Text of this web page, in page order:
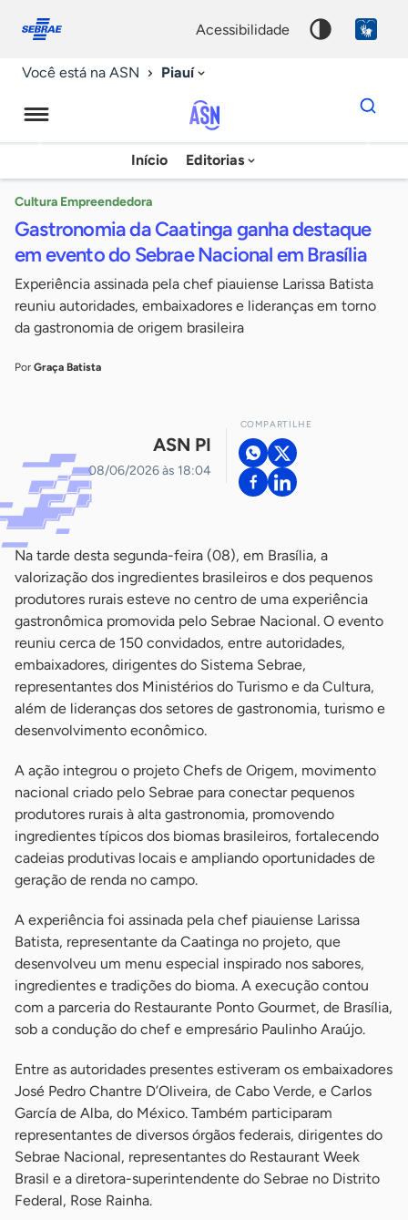
conosco
acessibilidade
Você está na ASN Piauí
Agência
Sebrae
Notícias
Início Editorias
Dados
para
chave
Cultura Empreendedora
Gastronomia da Caatinga ganha destaque
em evento do Sebrae Nacional em Brasília
Experiência assinada pela chef piauiense Larissa Batista
reuniu autoridades, embaixadores e lideranças em torno
da gastronomia de origem brasileira
Por Graça Batista
ASN PI
08/06/2026 às 18:04
COMPARTILHE
Na tarde desta segunda-feira (08), em Brasília, a
valorização dos ingredientes brasileiros e dos pequenos
produtores rurais esteve no centro de uma experiência
gastronômica promovida pelo Sebrae Nacional. O evento
reuniu cerca de 150 convidados, entre autoridades,
embaixadores, dirigentes do Sistema Sebrae,
representantes dos Ministérios do Turismo e da Cultura,
além de lideranças dos setores de gastronomia, turismo e
desenvolvimento econômico.
A ação integrou o projeto Chefs de Origem, movimento
nacional criado pelo Sebrae para conectar pequenos
produtores rurais à alta gastronomia, promovendo
ingredientes típicos dos biomas brasileiros, fortalecendo
cadeias produtivas locais e ampliando oportunidades de
geração de renda no campo.
A experiência foi assinada pela chef piauiense Larissa
Batista, representante da Caatinga no projeto, que
desenvolveu um menu especial inspirado nos sabores,
ingredientes e tradições do bioma. A execução contou
com a parceria do Restaurante Ponto Gourmet, de Brasília,
sob a condução do chef e empresário Paulinho Araújo.
Entre as autoridades presentes estiveram os embaixadores
José Pedro Chantre D’Oliveira, de Cabo Verde, e Carlos
García de Alba, do México. Também participaram
representantes de diversos órgãos federais, dirigentes do
Sebrae Nacional, representantes do Restaurant Week
Brasil e a diretora-superintendente do Sebrae no Distrito
Federal, Rose Rainha.